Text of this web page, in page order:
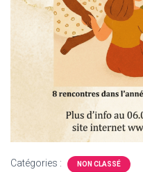
Catégories : NON CLASSÉ